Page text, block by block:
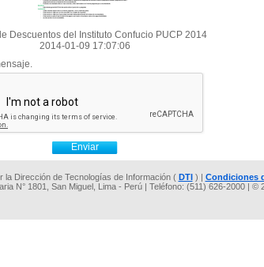
Descuentos del Instituto Confucio PUCP 2014
2014-01-09 17:07:06
la Dirección de Tecnologías de Información ( DTI) | Condiciones
N° 1801, San Miguel, Lima - Perú | Teléfono: (511) 626-2000 |